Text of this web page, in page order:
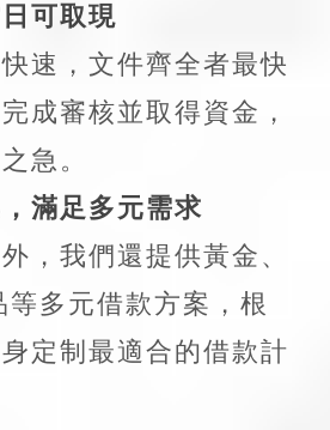
可取現
速，文件齊全者最快
成審核並取得資金，
急。
滿足多元需求
，我們還提供黃金、
多元借款方案，根
定制最適合的借款計